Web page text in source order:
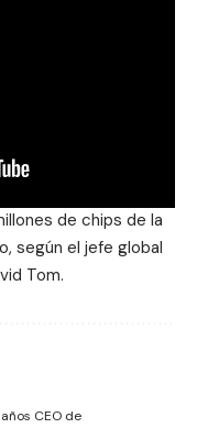
de chips de la
según el jefe global
Tom.
CEO de